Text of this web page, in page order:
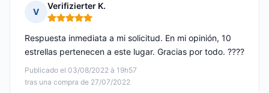
V
Verifizierter K.
Nota: 5 de 5
Publicado el 03/08/2022 à 19h57
tras una compra de 27/07/2022
Respuesta inmediata a mi solicitud. En mi opinión, 10
estrellas pertenecen a este lugar. Gracias por todo. ????